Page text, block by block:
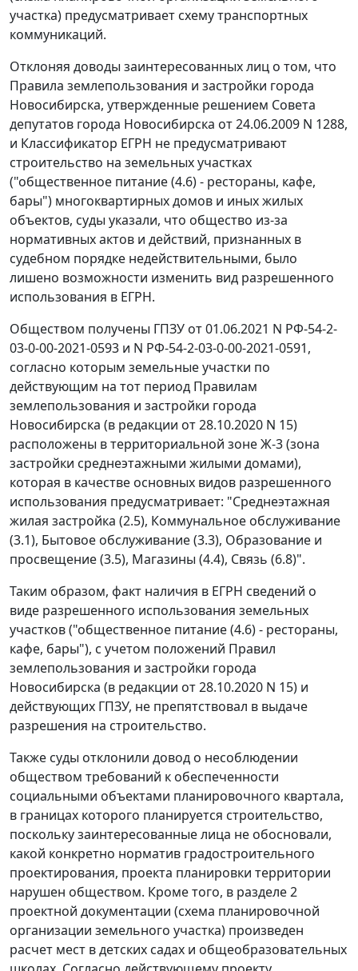
участка) предусматривает схему транспортных
коммуникаций.
Отклоняя доводы заинтересованных лиц о том, что
Правила землепользования и застройки города
Новосибирска, утвержденные решением Совета
депутатов города Новосибирска от 24.06.2009 N 1288,
и Классификатор ЕГРН не предусматривают
строительство на земельных участках
("общественное питание (4.6) - рестораны, кафе,
бары") многоквартирных домов и иных жилых
объектов, суды указали, что общество из-за
нормативных актов и действий, признанных в
судебном порядке недействительными, было
лишено возможности изменить вид разрешенного
использования в ЕГРН.
Обществом получены ГПЗУ от 01.06.2021 N РФ-54-2-
03-0-00-2021-0593 и N РФ-54-2-03-0-00-2021-0591,
согласно которым земельные участки по
действующим на тот период Правилам
землепользования и застройки города
Новосибирска (в редакции от 28.10.2020 N 15)
расположены в территориальной зоне Ж-3 (зона
застройки среднеэтажными жилыми домами),
которая в качестве основных видов разрешенного
использования предусматривает: "Среднеэтажная
жилая застройка (2.5), Коммунальное обслуживание
(3.1), Бытовое обслуживание (3.3), Образование и
просвещение (3.5), Магазины (4.4), Связь (6.8)".
Таким образом, факт наличия в ЕГРН сведений о
виде разрешенного использования земельных
участков ("общественное питание (4.6) - рестораны,
кафе, бары"), с учетом положений Правил
землепользования и застройки города
Новосибирска (в редакции от 28.10.2020 N 15) и
действующих ГПЗУ, не препятствовал в выдаче
разрешения на строительство.
Также суды отклонили довод о несоблюдении
обществом требований к обеспеченности
социальными объектами планировочного квартала,
в границах которого планируется строительство,
поскольку заинтересованные лица не обосновали,
какой конкретно норматив градостроительного
проектирования, проекта планировки территории
нарушен обществом. Кроме того, в разделе 2
проектной документации (схема планировочной
организации земельного участка) произведен
расчет мест в детских садах и общеобразовательных